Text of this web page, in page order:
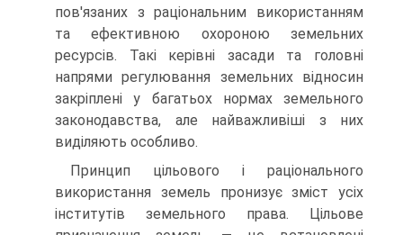
пов'язаних з раціональним викори­станням
та ефективною охороною земельних
ресурсів. Такі керівні засади та головні
напрями регулювання земельних відносин
закріпле­ні у багатьох нормах земельного
законодавства, але найважливіші з них
виділяють особливо.
Принцип цільового і раціонального
використання земель прони­зує зміст усіх
інститутів земельного права. Цільове